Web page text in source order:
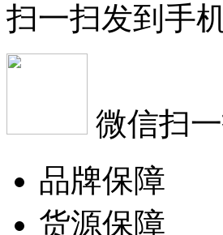
扫一扫发到手
微信扫
品牌保障
货源保障